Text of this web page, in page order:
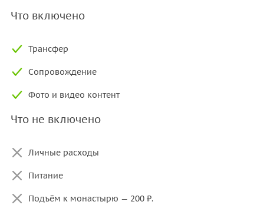
Что включено
Трансфер
Сопровождение
Фото и видео контент
Что не включено
Личные расходы
Питание
Подъём к монастырю — 200 ₽.